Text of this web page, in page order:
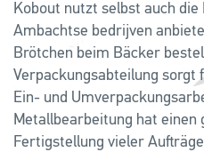
Kobout nutzt selbst auch
Ambachtse bedrijven
Brötchen beim Bäcker
Verpackungsabteilung sorgt
Ein- und
Metallbearbeitung hat einen
Fertigstellung vieler